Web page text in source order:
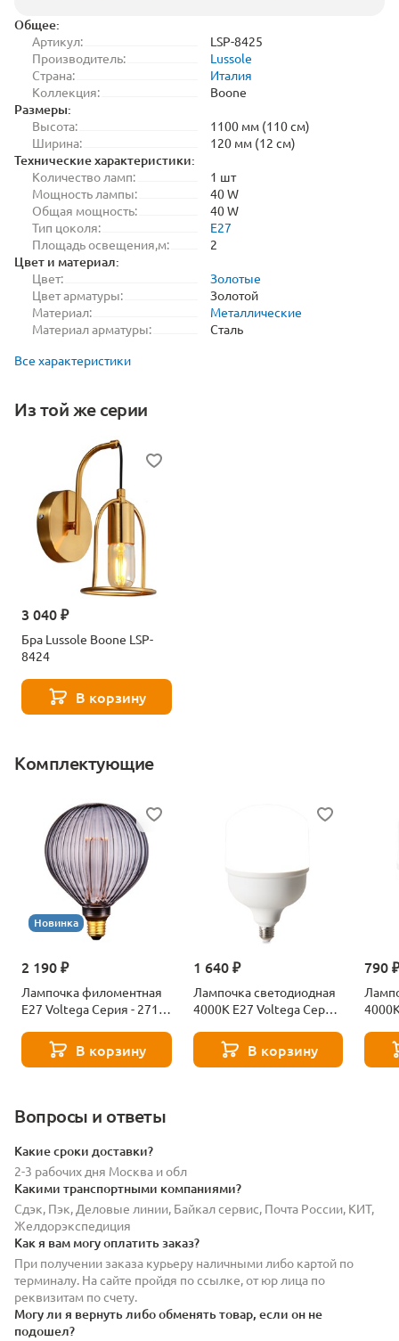
Общее:
Артикул:
LSP-8425
Производитель:
Lussole
Страна:
Италия
Коллекция:
Boone
Размеры:
Высота:
1100 мм (110 см)
Ширина:
120 мм (12 см)
Технические характеристики:
Количество ламп:
1 шт
Мощность лампы:
40 W
Общая мощность:
40 W
Тип цоколя:
E27
Площадь освещения,м:
2
Цвет и материал:
Цвет:
Золотые
Цвет арматуры:
Золотой
Материал:
Металлические
Материал арматуры:
Сталь
Все характеристики
Из той же серии
3 040 ₽
Бра Lussole Boone LSP-
8424
В корзину
Комплектующие
Новинка
2 190 ₽
Лампочка филоментная
Е27 Voltega Серия - 271
В корзину
1 640 ₽
Лампочка светодиодная
4000К Е27 Voltega Серия
В корзину
790
Вопросы и ответы
Какие сроки доставки?
2-3 рабочих дня Москва и обл
Какими транспортными компаниями?
Сдэк, Пэк, Деловые линии, Байкал сервис, Почта России, КИТ,
Желдорэкспедиция
Как я вам могу оплатить заказ?
При получении заказа курьеру наличными либо картой по
терминалу. На сайте пройдя по ссылке, от юр лица по
реквизитам по счету.
Могу ли я вернуть либо обменять товар, если он не
подошел?